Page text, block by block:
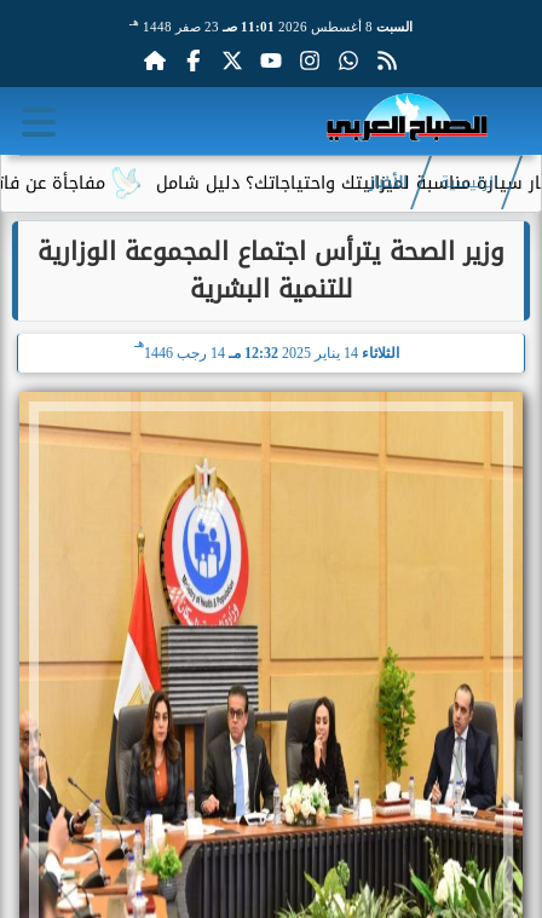
السبت 11:01 صـ 23 صفر 1448 هـ
مفاجأة عن فاتورة لميزانيتك واحتياجاتك؟ دليل شامل
الرئيسية الأخبار
وزير الصحة يترأس اجتماع المجموعة الوزارية
للتنمية البشرية
الثلاثاء 14 يناير 2025 12:32 مـ 14 رجب 1446
هـ